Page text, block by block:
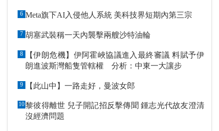
6 Meta旗下AI入侵他人系統 美科技界短期內第三宗
7 胡塞武裝稱一天內襲擊兩艘沙特油輪
8
【伊朗危機】伊阿霍峽協議進入最終審議 料賦予伊
朗進波斯灣船隻管轄權 分析：中東一大讓步
9 【此山中】一路走好，曼波女郎
10黎彼得離世 兒子開記招反擊傳聞 鍾志光代故友澄清
沒經濟問題